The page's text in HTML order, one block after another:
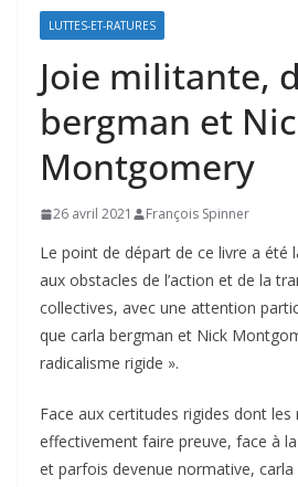
LUTTES-ET-RATURES
Joie militante,
bergman et
Montgomery
26 avril 2021 François Spinner
Le point de départ de ce livre a été
aux obstacles de l’action et de la
collectives, avec une attention
que carla bergman et Nick
radicalisme rigide ».
Face aux certitudes rigides dont les
effectivement faire preuve, face à
et parfois devenue normative,